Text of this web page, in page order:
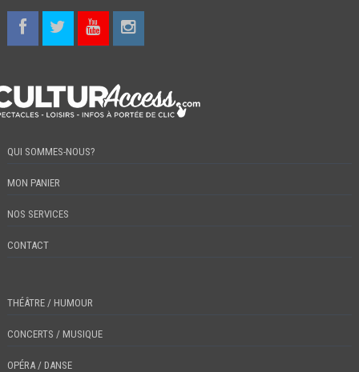
QUI SOMMES-NOUS?
MON PANIER
NOS SERVICES
CONTACT
THÉÂTRE / HUMOUR
CONCERTS / MUSIQUE
OPÉRA / DANSE